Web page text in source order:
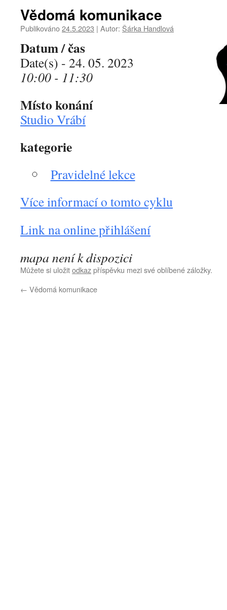
Vědomá komunikace
Publikováno24.5.2023 | Autor: Šárka Handlová
Datum / čas
Date(s) - 24. 05. 2023
10:00 - 11:30
Místo konání
Studio Vrábí
kategorie
Pravidelné lekce
Více informací o tomto cyklu
Link na online přihlášení
mapa není k dispozici
Můžete si uložitodkazpříspěvku mezi své oblíbené záložky.
← Vědomá komunikace